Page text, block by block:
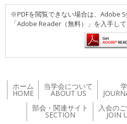
※PDFを閲覧できない場合は、Adobe
「Adobe Reader（無料）」を入手して
ホーム
HOME
当学会について
ABOUT US
部会・関連サイト
SECTION
入会の
JOIN